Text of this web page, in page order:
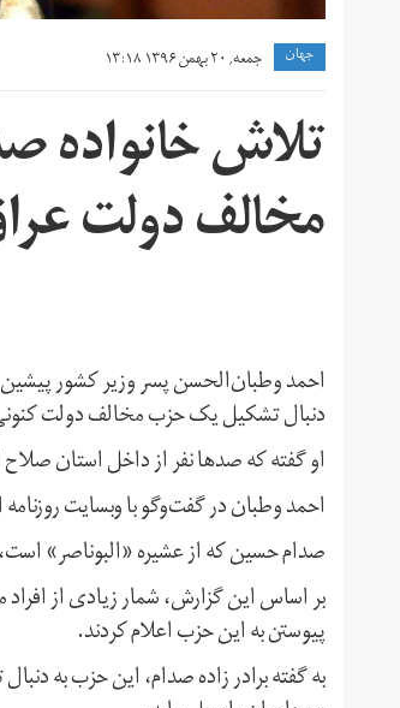
جهان جمعه, ۲۰ بهمن ۱۳۹۶ ۱۳:۱۸
تلاش
مخالف دولت
احمد وطبان‌الحسن پسر وزیر کشور پیشین
دنبال تشکیل یک حزب مخالف دولت
او گفته که صدها نفر از داخل استان
احمد وطبان در گفت‌وگو با وبسایت
صدام حسین که از عشیره «البوناصر»
بر اساس این گزارش، شمار زیادی از
پیوستن به این حزب اعلام کردند.
به گفته برادر زاده صدام، این حزب به